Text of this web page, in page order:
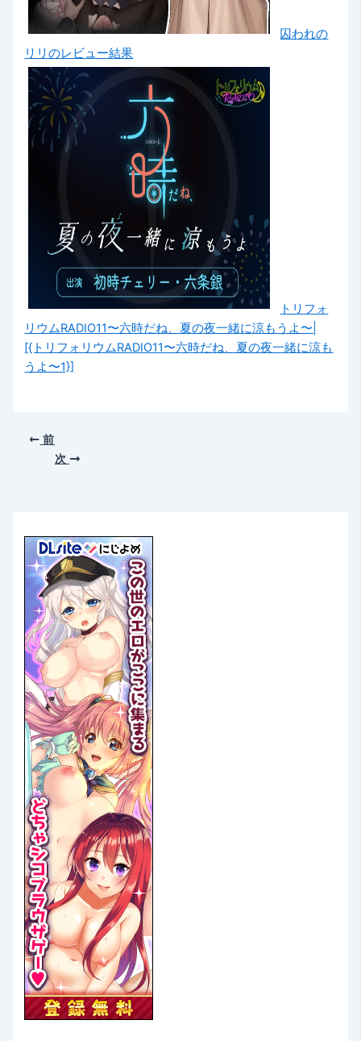
囚われの
リリのレビュー結果
トリフォ
リウムRADIO11〜六時だね、夏の夜一緒に涼もうよ〜|
[{トリフォリウムRADIO11〜六時だね、夏の夜一緒に涼も
うよ〜1}]
前
次